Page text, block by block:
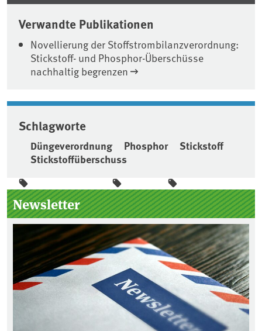
Verwandte Publikationen
Novellierung der Stoffstrombilanzverordnung:
Stickstoff- und Phosphor-Überschüsse
nachhaltig begrenzen
Schlagworte
Düngeverordnung Phosphor
Stickstoff
Stickstoffüberschuss
Seitenleiste
Newsletter